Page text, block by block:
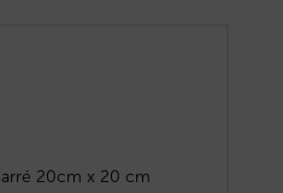
20cm x 20 cm